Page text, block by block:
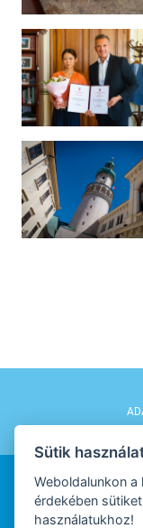
Sütik
Weboldalunkon
érdekében
használatukhoz!